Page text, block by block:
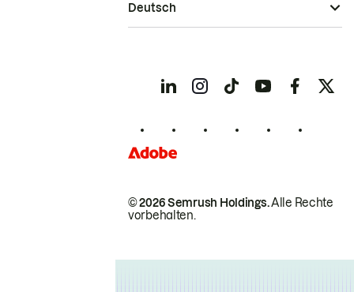
© 2026 Semrush Holdings.Alle Rechte
vorbehalten.
Deutsch